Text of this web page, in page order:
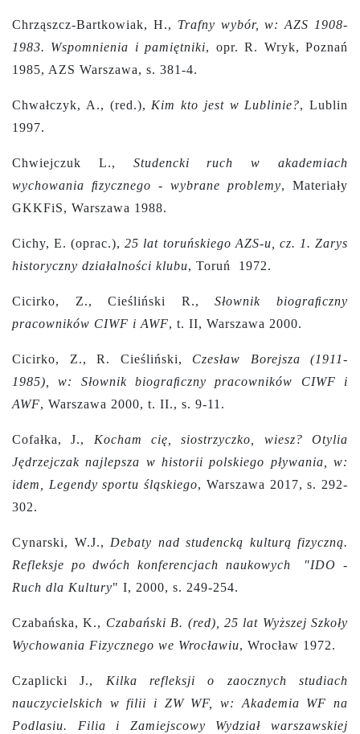
Chrząszcz-Bartkowiak, H., Trafny wybór, w: AZS 1908-
1983. Wspomnienia i pamiętniki, opr. R. Wryk, Poznań
1985, AZS Warszawa, s. 381-4.
Chwałczyk, A., (red.), Kim kto jest w Lublinie?, Lublin
1997.
Chwiejczuk L., Studencki ruch w akademiach
wychowania ﬁzycznego - wybrane problemy, Materiały
GKKFiS, Warszawa 1988.
Cichy, E. (oprac.),25 lat toruńskiego AZS-u, cz. 1. Zarys
historyczny działalności klubu, Toruń 1972.
Cicirko, Z., Cieśliński R.,Słownik biograﬁczny
pracowników CIWF i AWF, t. II, Warszawa 2000.
Cicirko, Z., R. Cieśliński, Czesław Borejsza (1911-
1985), w: Słownik biograﬁczny pracowników CIWF i
AWF, Warszawa 2000, t. II., s. 9-11.
Cofałka, J., Kocham cię, siostrzyczko, wiesz? Otylia
Jędrzejczak najlepsza w historii polskiego pływania, w:
idem, Legendy sportu śląskiego, Warszawa 2017, s. 292-
302.
Cynarski, W.J., Debaty nad studencką kulturą fizyczną.
Refleksje po dwóch konferencjach naukowych
"IDO -
Ruch dla Kultury" I, 2000, s. 249-254.
Czabańska, K., Czabański B. (red), 25 lat Wyższej Szkoły
Wychowania Fizycznego we Wrocławiu, Wrocław 1972.
Czaplicki J., Kilka refleksji o zaocznych studiach
nauczycielskich w filii i ZW WF, w: Akademia WF na
Podlasiu. Filia i Zamiejscowy Wydział warszawskiej